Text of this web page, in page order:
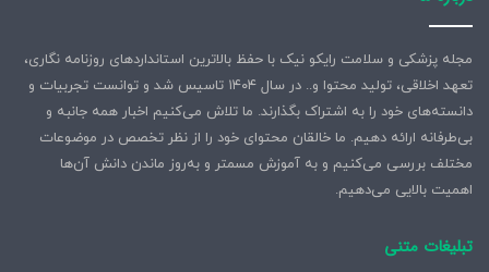
مجله پزشکی و سلامت رایکو نیک با حفظ بالاترین استانداردهای روزنامه نگاری،
تعهد اخلاقی، تولید محتوا و.. در سال ۱۴۰۴ تاسیس شد و توانست تجربیات و
دانسته‌های خود را به اشتراک بگذارند. ما تلاش می‌کنیم اخبار همه جانبه و
بی‌طرفانه ارائه دهیم. ما خالقان محتوای خود را از نظر تخصص در موضوعات
مختلف بررسی می‌کنیم و به آموزش مسمتر و به‌روز ماندن دانش آن‌ها
اهمیت بالایی می‌دهیم.
تبلیغات متنی